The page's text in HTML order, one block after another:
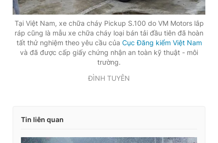
Tại Việt Nam, xe chữa cháy Pickup S.100 do VM Motors lắp
ráp cũng là mẫu xe chữa cháy loại bán tải đầu tiên đã hoàn
tất thử nghiệm theo yêu cầu của Cục Đăng kiểm Việt Nam
và đã được cấp giấy chứng nhận an toàn kỹ thuật - môi
trường.
ĐÌNH TUYÊN
Tin liên quan